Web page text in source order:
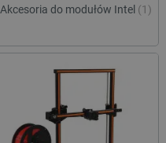
Akcesoria do modułów Intel (1)